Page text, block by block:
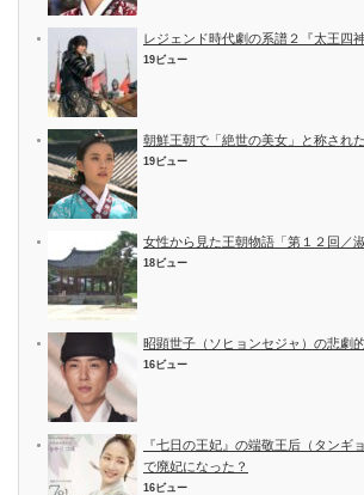
レジェンド時代劇の系譜２『太王四神
19ビュー
朝鮮王朝で「絶世の美女」と称され
19ビュー
女性から見た王朝物語「第１２回／
18ビュー
昭顕世子（ソヒョンセジャ）の悲劇
16ビュー
『七日の王妃』の端敬王后（タンギ
で廃妃になった？
16ビュー